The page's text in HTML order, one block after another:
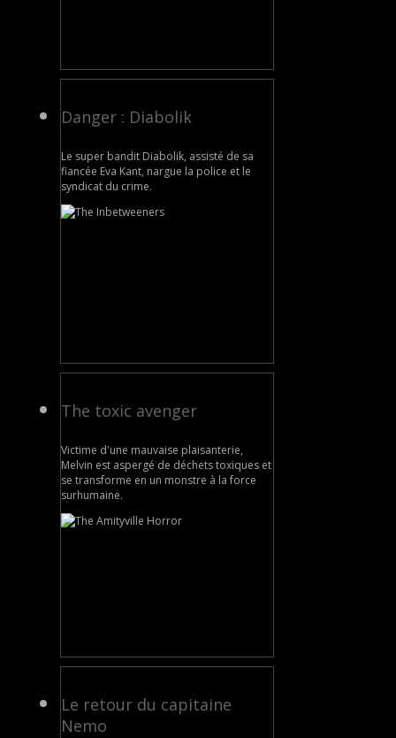
Danger : Diabolik
Le super bandit Diabolik, assisté de sa
fiancée Eva Kant, nargue la police et le
syndicat du crime.
The toxic avenger
Victime d'une mauvaise plaisanterie,
Melvin est aspergé de déchets toxiques et
se transforme en un monstre à la force
surhumaine.
Le retour du capitaine
Nemo